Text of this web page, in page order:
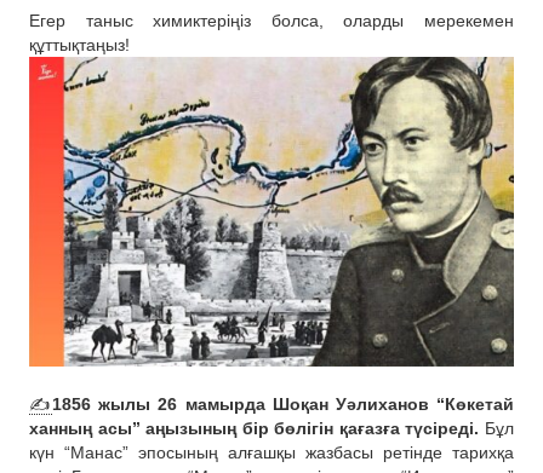
Егер таныс химиктеріңіз болса, оларды мерекемен
құттықтаңыз!
✍️1856 жылы 26 мамырда Шоқан Уәлиханов “Көкетай
ханның асы” аңызының бір бөлігін қағазға түсіреді. Бұл
күн “Манас” эпосының алғашқы жазбасы ретінде тарихқа